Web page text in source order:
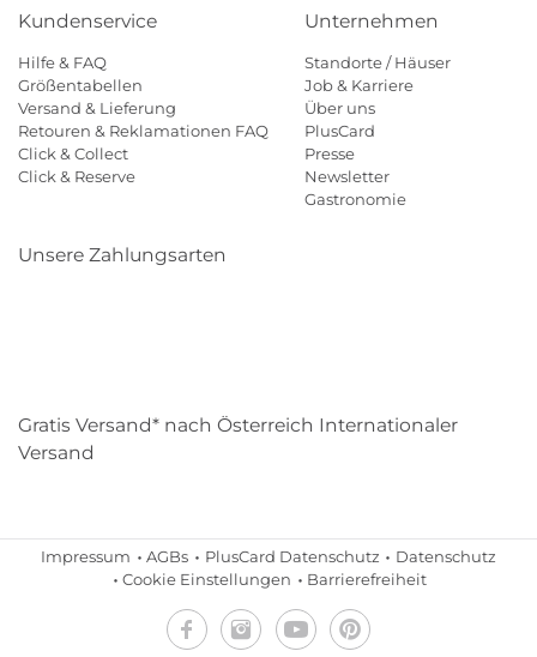
Kundenservice
Hilfe & FAQ
Größentabellen
Versand & Lieferung
Retouren & Reklamationen FAQ
Click & Collect
Click & Reserve
Unternehmen
Standorte / Häuser
Job & Karriere
Über uns
PlusCard
Presse
Newsletter
Gastronomie
Unsere Zahlungsarten
Gratis Versand* nach Österreich Internationaler
Versand
Impressum AGBs PlusCard Datenschutz
Datenschutz
Cookie Einstellungen
Barrierefreiheit